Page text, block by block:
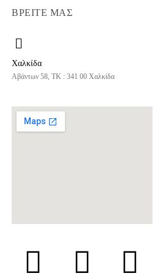
ΒΡΕΙΤΕ ΜΑΣ
Χαλκίδα
Αβάντων 58, ΤΚ : 341 00 Χαλκίδα